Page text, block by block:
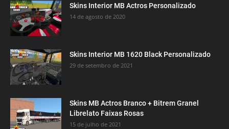
Skins Interior MB Actros Personalizado
14 de agosto de 2020
Skins Interior MB 1620 Black Personalizado
29 de setembro de 2021
Skins MB Actros Branco + Bitrem Granel
Librelato Faixas Rosas
15 de julho de 2021